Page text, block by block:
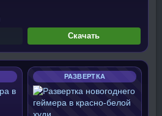
Скачать
РАЗВЕРТКА